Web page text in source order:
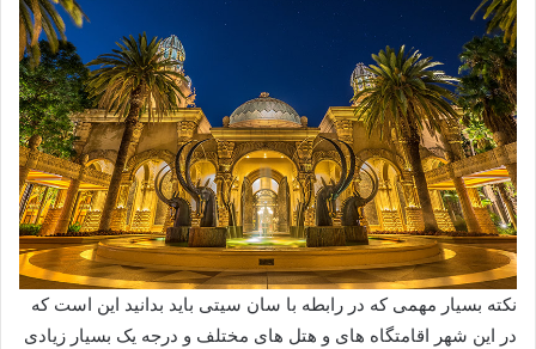
نکته بسیار مهمی که در رابطه با سان سیتی باید بدانید این است که
در این شهر اقامتگاه های و هتل های مختلف و درجه یک بسیار زیادی